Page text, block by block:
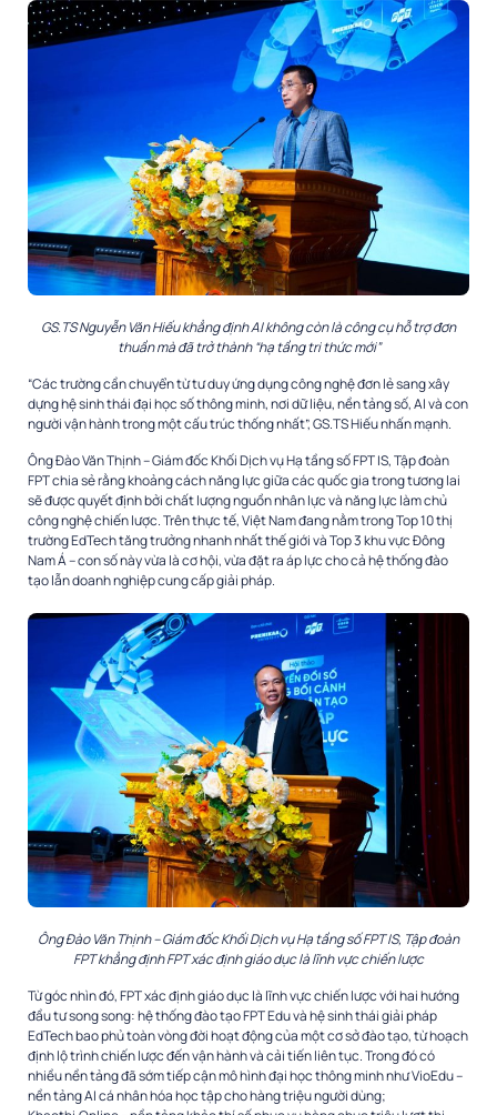
GS.TS Nguyễn Văn Hiếu khẳng định AI không còn là công cụ hỗ trợ đơn
thuần mà đã trở thành “hạ tầng tri thức mới”
“Các trường cần chuyển từ tư duy ứng dụng công nghệ đơn lẻ sang xây
dựng hệ sinh thái đại học số thông minh, nơi dữ liệu, nền tảng số, AI và con
người vận hành trong một cấu trúc thống nhất”, GS.TS Hiếu nhấn mạnh.
Ông Đào Văn Thịnh – Giám đốc Khối Dịch vụ Hạ tầng số FPT IS, Tập đoàn
FPT chia sẻ rằng khoảng cách năng lực giữa các quốc gia trong tương lai
sẽ được quyết định bởi chất lượng nguồn nhân lực và năng lực làm chủ
công nghệ chiến lược. Trên thực tế, Việt Nam đang nằm trong Top 10 thị
trường EdTech tăng trưởng nhanh nhất thế giới và Top 3 khu vực Đông
Nam Á – con số này vừa là cơ hội, vừa đặt ra áp lực cho cả hệ thống đào
tạo lẫn doanh nghiệp cung cấp giải pháp.
Ông Đào Văn Thịnh – Giám đốc Khối Dịch vụ Hạ tầng số FPT IS, Tập đoàn
FPT khẳng định FPT xác định giáo dục là lĩnh vực chiến lược
Từ góc nhìn đó, FPT xác định giáo dục là lĩnh vực chiến lược với hai hướng
đầu tư song song: hệ thống đào tạo FPT Edu và hệ sinh thái giải pháp
EdTech bao phủ toàn vòng đời hoạt động của một cơ sở đào tạo, từ hoạch
định lộ trình chiến lược đến vận hành và cải tiến liên tục. Trong đó có
nhiều nền tảng đã sớm tiếp cận mô hình đại học thông minh như VioEdu –
nền tảng AI cá nhân hóa học tập cho hàng triệu người dùng;